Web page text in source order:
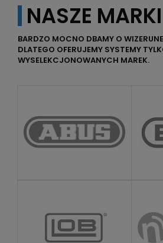
NASZE MARKI
BARDZO MOCNO DBAMY O
DLATEGO OFERUJEMY SYSTEMY
WYSELEKCJONOWANYCH MAREK.